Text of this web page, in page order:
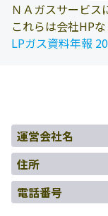
ＮＡガスサービス
これらは会社HP
LPガス資料年報
運営会社名
住所
電話番号